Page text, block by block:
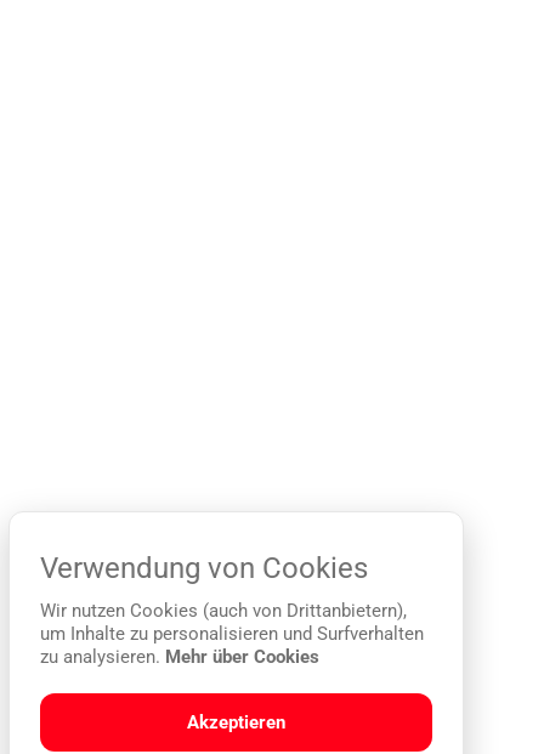
Verwendung von Cookies
Wir nutzen Cookies (auch von Drittanbietern),
um Inhalte zu personalisieren und Surfverhalten
zu analysieren. Mehr über Cookies
Akzeptieren